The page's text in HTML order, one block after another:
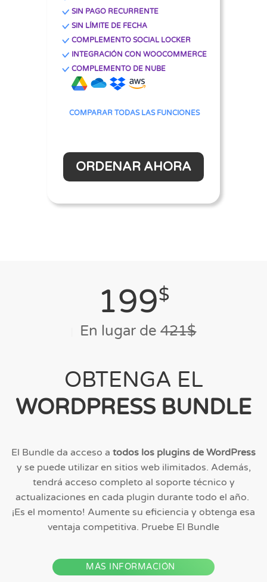
SIN PAGO RECURRENTE
SIN LÍMITE DE FECHA
COMPLEMENTO SOCIAL LOCKER
INTEGRACIÓN CON WOOCOMMERCE
COMPLEMENTO DE NUBE
COMPARAR TODAS LAS FUNCIONES
ORDENAR AHORA
199$
En lugar de421$
OBTENGA EL
WORDPRESS BUNDLE
El Bundle da acceso a todos los plugins de WordPress
y se puede utilizar en sitios web ilimitados. Además,
tendrá acceso completo al soporte técnico y
actualizaciones en cada plugin durante todo el año.
¡Es el momento! Aumente su eficiencia y obtenga esa
ventaja competitiva. Pruebe El Bundle
MÁS INFORMACIÓN